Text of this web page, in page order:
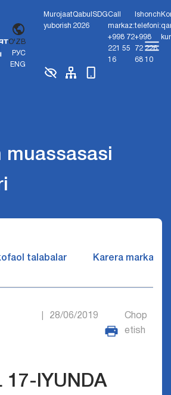
O'ZB
РУС
ENG
Murojaat
yuborish
Qabul
2026
SDGCall
markaz:
+998 72
221 55
16
Ishonch
telefoni:
+998
72 226
68 10
muassasasi
talabalar Karera markazi
28/06/2019
Chop
etish
17-IYUNDA